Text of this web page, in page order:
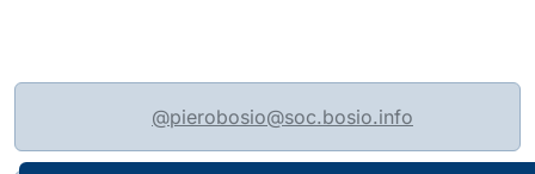
@pierobosio@soc.bosio.info